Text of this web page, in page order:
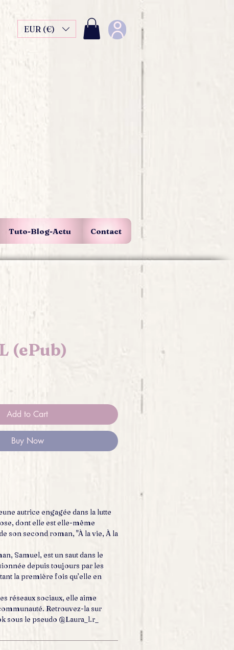
EUR (€)
Tuto-Blog-Actu Contact
(ePub)
Add to Cart
Buy Now
autrice engagée dans la lutte
dont elle est elle-même
son second roman, "À la vie, À la
Samuel, est un saut dans le
depuis toujours par les
la première fois qu’elle en
réseaux sociaux, elle aime
Retrouvez-la sur
sous le pseudo @Laura_l.r_